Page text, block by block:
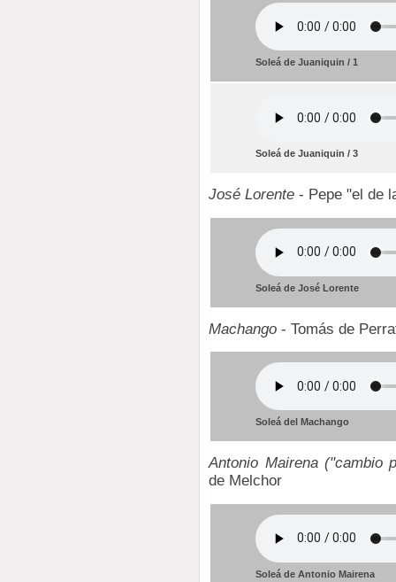
Soleá de Juaniquin / 1
Soleá de Juaniquin / 3
José Lorente - Pepe "el de
Soleá de José Lorente
Machango - Tomás de
Soleá del Machango
Antonio Mairena ("cambio
de Melchor
Soleá de Antonio Mairena